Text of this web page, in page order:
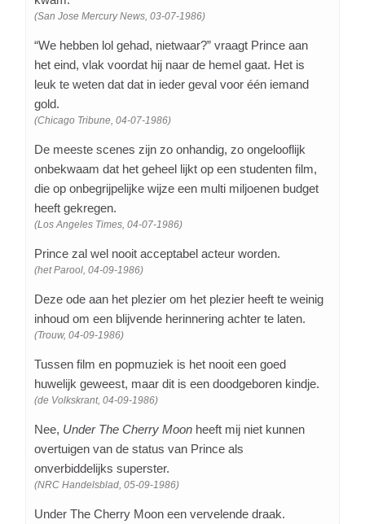
(San Jose Mercury News, 03-07-1986)
“We hebben lol gehad, nietwaar?” vraagt Prince aan
het eind, vlak voordat hij naar de hemel gaat. Het is
leuk te weten dat dat in ieder geval voor één iemand
gold.
(Chicago Tribune, 04-07-1986)
De meeste scenes zijn zo onhandig, zo ongelooflijk
onbekwaam dat het geheel lijkt op een studenten film,
die op onbegrijpelijke wijze een multi miljoenen budget
heeft gekregen.
(Los Angeles Times, 04-07-1986)
Prince zal wel nooit acceptabel acteur worden.
(het Parool, 04-09-1986)
Deze ode aan het plezier om het plezier heeft te weinig
inhoud om een blijvende herinnering achter te laten.
(Trouw, 04-09-1986)
Tussen film en popmuziek is het nooit een goed
huwelijk geweest, maar dit is een doodgeboren kindje.
(de Volkskrant, 04-09-1986)
Nee, Under The Cherry Moon heeft mij niet kunnen
overtuigen van de status van Prince als
onverbiddelijks superster.
(NRC Handelsblad, 05-09-1986)
Under The Cherry Moon een vervelende draak.